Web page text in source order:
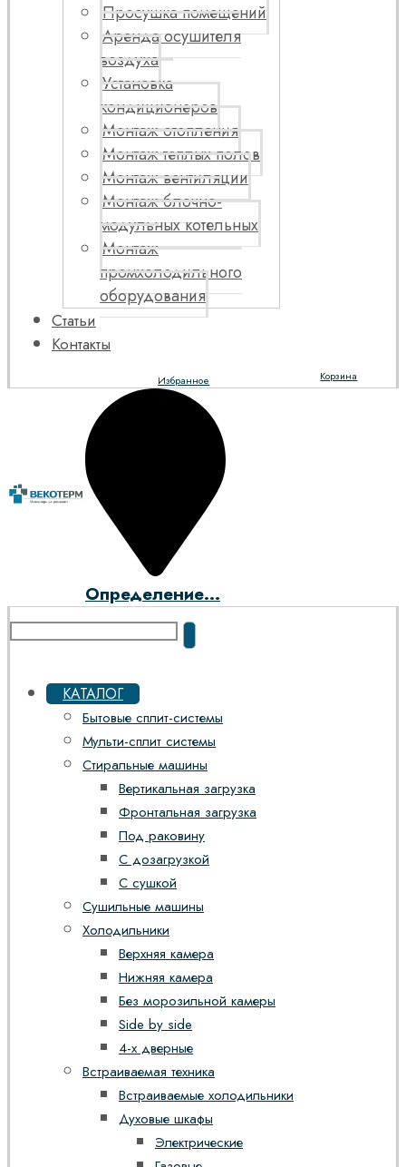
Просушка помещений
Аренда осушителя
воздуха
Установка
кондиционеров
Монтаж отопления
Монтаж теплых полов
Монтаж вентиляции
Монтаж блочно-
модульных котельных
Монтаж
промхолодильного
оборудования
Статьи
Контакты
Корзина
Избранное
Определение...
КАТАЛОГ
Бытовые сплит-системы
Мульти-сплит системы
Стиральные машины
Вертикальная загрузка
Фронтальная загрузка
Под раковину
С дозагрузкой
С сушкой
Сушильные машины
Холодильники
Верхняя камера
Нижняя камера
Без морозильной камеры
Side by side
4-х дверные
Встраиваемая техника
Встраиваемые холодильники
Духовые шкафы
Электрические